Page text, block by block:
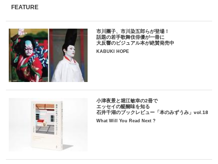
FEATURE
市川團子、市川染五郎らが登場！
話題の若手歌舞伎俳優が一冊に
大反響のビジュアル本が絶賛発売中
KABUKI HOPE
小津夜景と堀江敏幸の2冊で
エッセイの醍醐味を知る
石井千湖のブックレビュー「本のみずうみ」vol.18
What Will You Read Next ?